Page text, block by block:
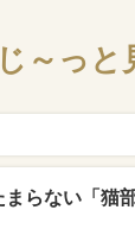
～っ
らない「猫